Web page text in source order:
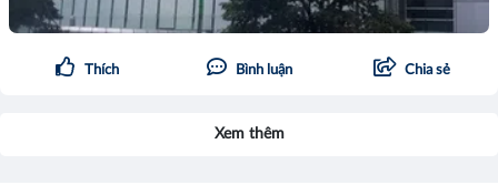
Thích Bình luận Chia sẻ
Xem thêm